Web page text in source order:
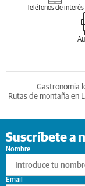
Teléfonos de interés
Gastronomia
Rutas de montaña en
Suscríbete a
Nombre
Email